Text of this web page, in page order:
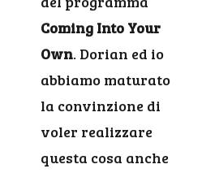
Coming Into Your
Own. Dorian ed io
abbiamo maturato
la convinzione di
voler realizzare
questa cosa anche